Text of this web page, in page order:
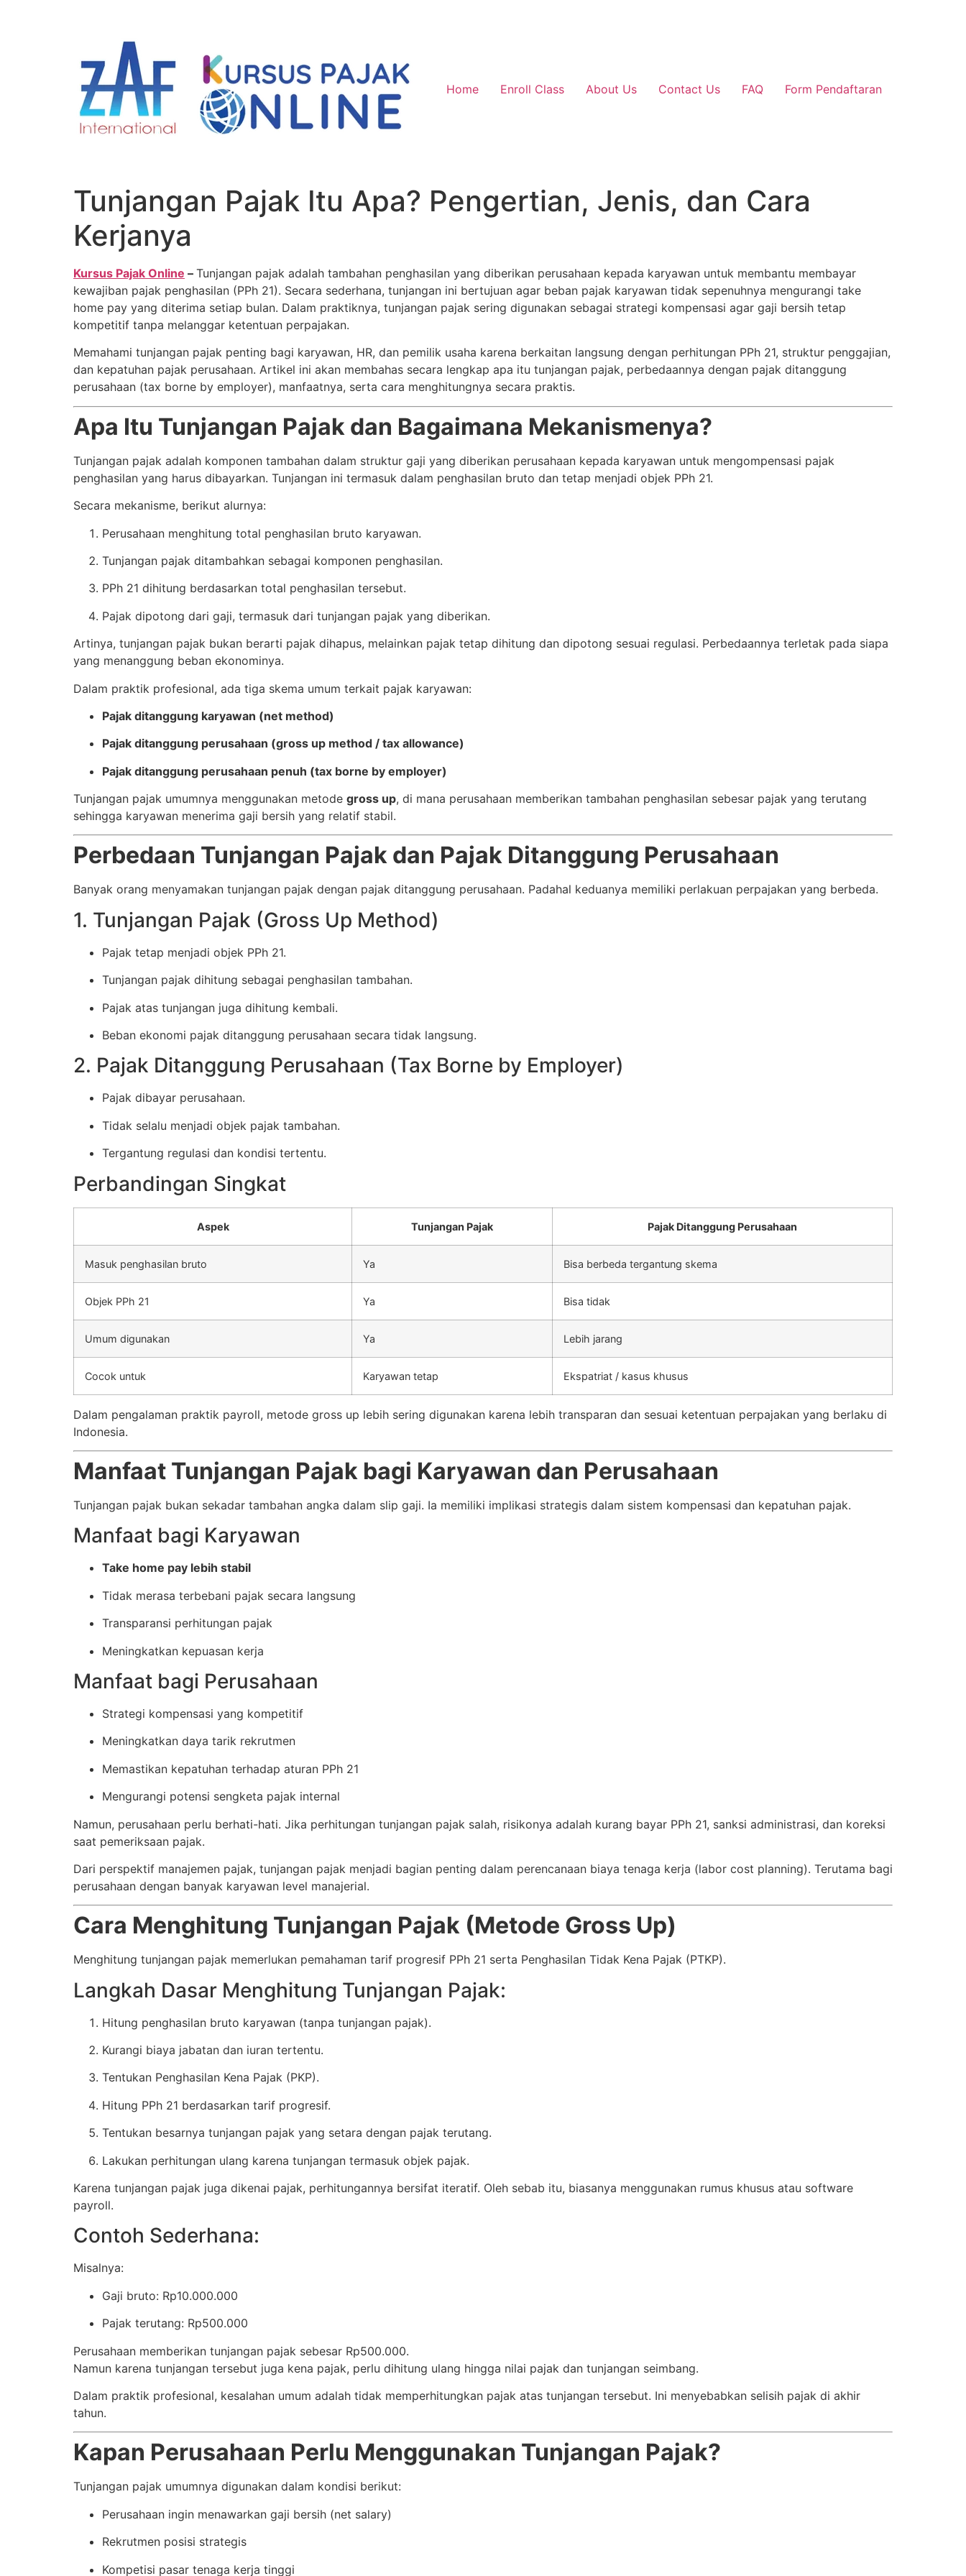
Home Enroll Class About Us Contact Us FAQ Form Pendaftaran
Tunjangan Pajak Itu Apa? Pengertian, Jenis, dan Cara
Kerjanya
Kursus Pajak Online – Tunjangan pajak adalah tambahan penghasilan yang diberikan perusahaan kepada karyawan untuk membantu membayar
kewajiban pajak penghasilan (PPh 21). Secara sederhana, tunjangan ini bertujuan agar beban pajak karyawan tidak sepenuhnya mengurangi take
home pay yang diterima setiap bulan. Dalam praktiknya, tunjangan pajak sering digunakan sebagai strategi kompensasi agar gaji bersih tetap
kompetitif tanpa melanggar ketentuan perpajakan.
Memahami tunjangan pajak penting bagi karyawan, HR, dan pemilik usaha karena berkaitan langsung dengan perhitungan PPh 21, struktur penggajian,
dan kepatuhan pajak perusahaan. Artikel ini akan membahas secara lengkap apa itu tunjangan pajak, perbedaannya dengan pajak ditanggung
perusahaan (tax borne by employer), manfaatnya, serta cara menghitungnya secara praktis.
Apa Itu Tunjangan Pajak dan Bagaimana Mekanismenya?
Tunjangan pajak adalah komponen tambahan dalam struktur gaji yang diberikan perusahaan kepada karyawan untuk mengompensasi pajak
penghasilan yang harus dibayarkan. Tunjangan ini termasuk dalam penghasilan bruto dan tetap menjadi objek PPh 21.
Secara mekanisme, berikut alurnya:
Perusahaan menghitung total penghasilan bruto karyawan.
Tunjangan pajak ditambahkan sebagai komponen penghasilan.
PPh 21 dihitung berdasarkan total penghasilan tersebut.
Pajak dipotong dari gaji, termasuk dari tunjangan pajak yang diberikan.
Artinya, tunjangan pajak bukan berarti pajak dihapus, melainkan pajak tetap dihitung dan dipotong sesuai regulasi. Perbedaannya terletak pada siapa
yang menanggung beban ekonominya.
Dalam praktik profesional, ada tiga skema umum terkait pajak karyawan:
Pajak ditanggung karyawan (net method)
Pajak ditanggung perusahaan (gross up method / tax allowance)
Pajak ditanggung perusahaan penuh (tax borne by employer)
Tunjangan pajak umumnya menggunakan metode gross up, di mana perusahaan memberikan tambahan penghasilan sebesar pajak yang terutang
sehingga karyawan menerima gaji bersih yang relatif stabil.
Perbedaan Tunjangan Pajak dan Pajak Ditanggung Perusahaan
Banyak orang menyamakan tunjangan pajak dengan pajak ditanggung perusahaan. Padahal keduanya memiliki perlakuan perpajakan yang berbeda.
1. Tunjangan Pajak (Gross Up Method)
Pajak tetap menjadi objek PPh 21.
Tunjangan pajak dihitung sebagai penghasilan tambahan.
Pajak atas tunjangan juga dihitung kembali.
Beban ekonomi pajak ditanggung perusahaan secara tidak langsung.
2. Pajak Ditanggung Perusahaan (Tax Borne by Employer)
Pajak dibayar perusahaan.
Tidak selalu menjadi objek pajak tambahan.
Tergantung regulasi dan kondisi tertentu.
Perbandingan Singkat
Aspek Tunjangan Pajak Pajak Ditanggung Perusahaan
Masuk penghasilan bruto Ya Bisa berbeda tergantung skema
Objek PPh 21 Ya Bisa tidak
Umum digunakan Ya Lebih jarang
Cocok untuk Karyawan tetap Ekspatriat / kasus khusus
Dalam pengalaman praktik payroll, metode gross up lebih sering digunakan karena lebih transparan dan sesuai ketentuan perpajakan yang berlaku di
Indonesia.
Manfaat Tunjangan Pajak bagi Karyawan dan Perusahaan
Tunjangan pajak bukan sekadar tambahan angka dalam slip gaji. Ia memiliki implikasi strategis dalam sistem kompensasi dan kepatuhan pajak.
Manfaat bagi Karyawan
Take home pay lebih stabil
Tidak merasa terbebani pajak secara langsung
Transparansi perhitungan pajak
Meningkatkan kepuasan kerja
Manfaat bagi Perusahaan
Strategi kompensasi yang kompetitif
Meningkatkan daya tarik rekrutmen
Memastikan kepatuhan terhadap aturan PPh 21
Mengurangi potensi sengketa pajak internal
Namun, perusahaan perlu berhati-hati. Jika perhitungan tunjangan pajak salah, risikonya adalah kurang bayar PPh 21, sanksi administrasi, dan koreksi
saat pemeriksaan pajak.
Dari perspektif manajemen pajak, tunjangan pajak menjadi bagian penting dalam perencanaan biaya tenaga kerja (labor cost planning). Terutama bagi
perusahaan dengan banyak karyawan level manajerial.
Cara Menghitung Tunjangan Pajak (Metode Gross Up)
Menghitung tunjangan pajak memerlukan pemahaman tarif progresif PPh 21 serta Penghasilan Tidak Kena Pajak (PTKP).
Langkah Dasar Menghitung Tunjangan Pajak:
Hitung penghasilan bruto karyawan (tanpa tunjangan pajak).
Kurangi biaya jabatan dan iuran tertentu.
Tentukan Penghasilan Kena Pajak (PKP).
Hitung PPh 21 berdasarkan tarif progresif.
Tentukan besarnya tunjangan pajak yang setara dengan pajak terutang.
Lakukan perhitungan ulang karena tunjangan termasuk objek pajak.
Karena tunjangan pajak juga dikenai pajak, perhitungannya bersifat iteratif. Oleh sebab itu, biasanya menggunakan rumus khusus atau software
payroll.
Contoh Sederhana:
Misalnya:
Gaji bruto: Rp10.000.000
Pajak terutang: Rp500.000
Perusahaan memberikan tunjangan pajak sebesar Rp500.000.
Namun karena tunjangan tersebut juga kena pajak, perlu dihitung ulang hingga nilai pajak dan tunjangan seimbang.
Dalam praktik profesional, kesalahan umum adalah tidak memperhitungkan pajak atas tunjangan tersebut. Ini menyebabkan selisih pajak di akhir
tahun.
Kapan Perusahaan Perlu Menggunakan Tunjangan Pajak?
Tunjangan pajak umumnya digunakan dalam kondisi berikut:
Perusahaan ingin menawarkan gaji bersih (net salary)
Rekrutmen posisi strategis
Kompetisi pasar tenaga kerja tinggi